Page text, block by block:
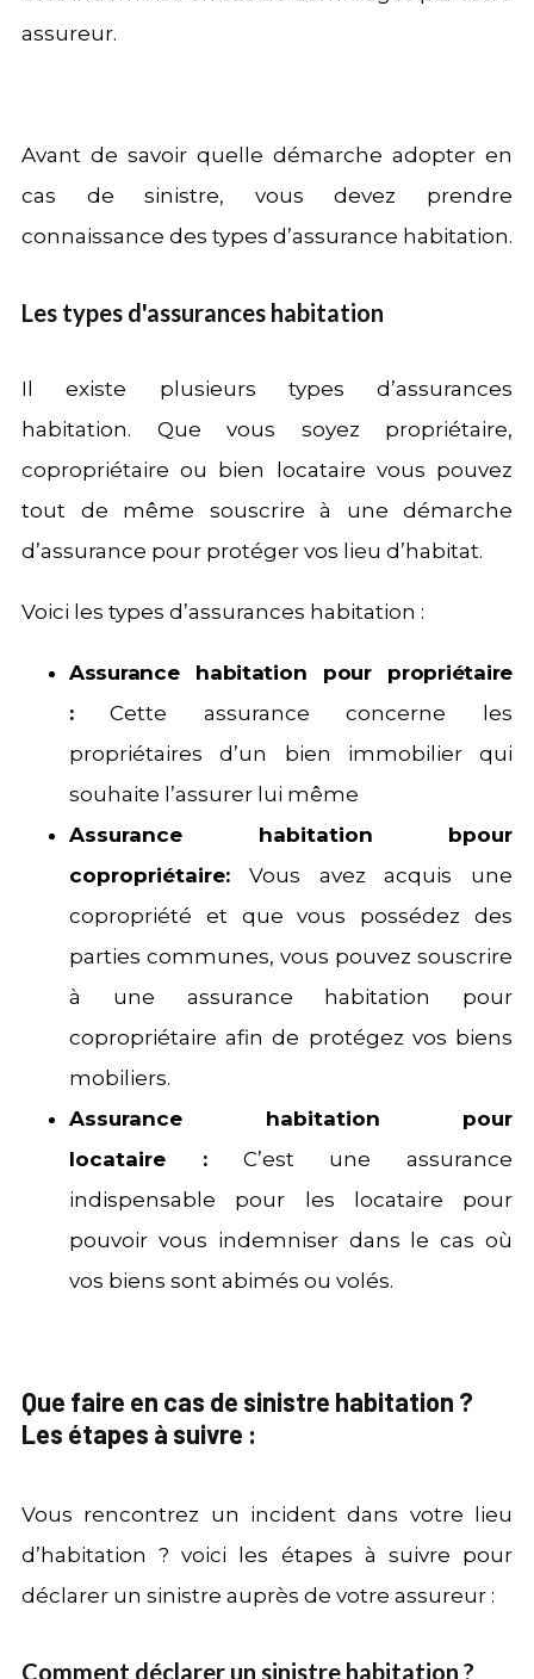
assureur.
Avant de savoir quelle démarche adopter en
cas de sinistre, vous devez prendre
connaissance des types d’assurance habitation.
Les types d'assurances habitation
Il existe plusieurs types d’assurances
habitation. Que vous soyez propriétaire,
copropriétaire ou bien locataire vous pouvez
tout de même souscrire à une démarche
d’assurance pour protéger vos lieu d’habitat.
Voici les types d’assurances habitation :
Assurance habitation pour propriétaire
:
Cette assurance concerne les
propriétaires d’un bien immobilier qui
souhaite l’assurer lui même
Assurance habitation bpour
copropriétaire: Vous avez acquis une
copropriété et que vous possédez des
parties communes, vous pouvez souscrire
à une assurance habitation pour
copropriétaire afin de protégez vos biens
mobiliers.
Assurance habitation pour
locataire :C’est une assurance
indispensable pour les locataire pour
pouvoir vous indemniser dans le cas où
vos biens sont abimés ou volés.
Que faire en cas de sinistre habitation ?
Les étapes à suivre :
Vous rencontrez un incident dans votre lieu
d’habitation ? voici les étapes à suivre pour
déclarer un sinistre auprès de votre assureur :
Comment déclarer un sinistre habitation ?